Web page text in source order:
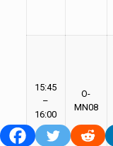
15:45
–
16:00
O-
MN08